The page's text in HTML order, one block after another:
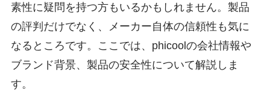
素性に疑問を持つ方もいるかもしれません。製品
の評判だけでなく、メーカー自体の信頼性も気に
なるところです。ここでは、phicoolの会社情報や
ブランド背景、製品の安全性について解説しま
す。